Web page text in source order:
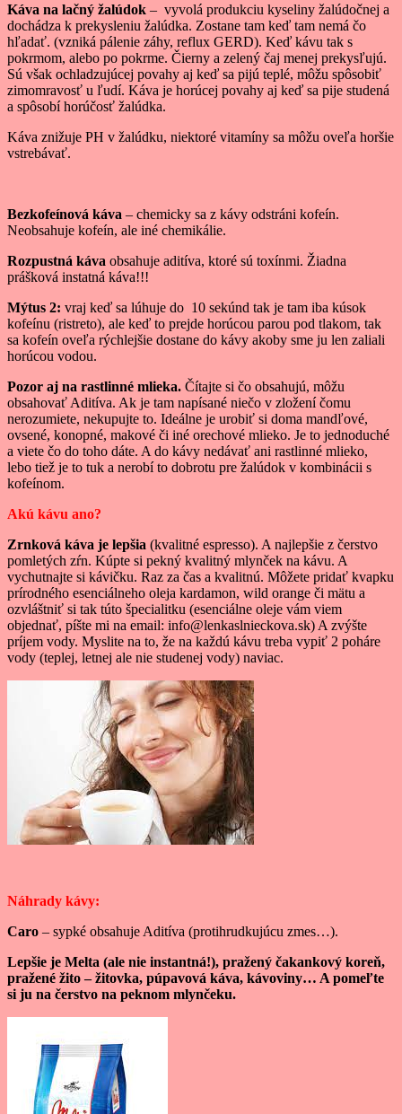
Káva na lačný žalúdok – vyvolá produkciu kyseliny žalúdočnej a
dochádza k prekysleniu žalúdka. Zostane tam keď tam nemá čo
hľadať. (vzniká pálenie záhy, reflux GERD). Keď kávu tak s
pokrmom, alebo po pokrme. Čierny a zelený čaj menej prekysľujú.
Sú však ochladzujúcej povahy aj keď sa pijú teplé, môžu spôsobiť
zimomravosť u ľudí. Káva je horúcej povahy aj keď sa pije studená
a spôsobí horúčosť žalúdka.
Káva znižuje PH v žalúdku, niektoré vitamíny sa môžu oveľa horšie
vstrebávať.
Bezkofeínová káva – chemicky sa z kávy odstráni kofeín.
Neobsahuje kofeín, ale iné chemikálie.
Rozpustná káva obsahuje aditíva, ktoré sú toxínmi. Žiadna
prášková instatná káva!!!
Mýtus 2: vraj keď sa lúhuje do 10 sekúnd tak je tam iba kúsok
kofeínu (ristreto), ale keď to prejde horúcou parou pod tlakom, tak
sa kofeín oveľa rýchlejšie dostane do kávy akoby sme ju len zaliali
horúcou vodou.
Pozor aj na rastlinné mlieka. Čítajte si čo obsahujú, môžu
obsahovať Aditíva. Ak je tam napísané niečo v zložení čomu
nerozumiete, nekupujte to. Ideálne je urobiť si doma mandľové,
ovsené, konopné, makové či iné orechové mlieko. Je to jednoduché
a viete čo do toho dáte. A do kávy nedávať ani rastlinné mlieko,
lebo tiež je to tuk a nerobí to dobrotu pre žalúdok v kombinácii s
kofeínom.
Akú kávu ano?
Zrnková káva je lepšia (kvalitné espresso). A najlepšie z čerstvo
pomletých zŕn. Kúpte si pekný kvalitný mlynček na kávu. A
vychutnajte si kávičku. Raz za čas a kvalitnú. Môžete pridať kvapku
prírodného esenciálneho oleja kardamon, wild orange či mätu a
ozvláštniť si tak túto špecialitku (esenciálne oleje vám viem
objednať, píšte mi na email: info@lenkaslnieckova.sk) A zvýšte
príjem vody. Myslite na to, že na každú kávu treba vypiť 2 poháre
vody (teplej, letnej ale nie studenej vody) naviac.
Náhrady kávy:
Caro – sypké obsahuje Aditíva (protihrudkujúcu zmes…).
Lepšie je Melta (ale nie instantná!), pražený čakankový koreň,
pražené žito – žitovka, púpavová káva, kávoviny… A pomeľte
si ju na čerstvo na peknom mlynčeku.